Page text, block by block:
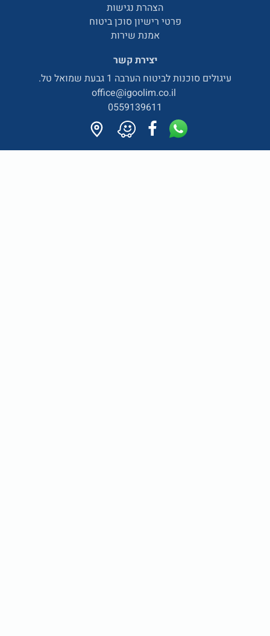
הצהרת נגישות
פרטי רישיון סוכן ביטוח
אמנת שירות
יצירת קשר
סוכנות לביטוח הערבה 1 גבעת שמואל טל.
0559139611